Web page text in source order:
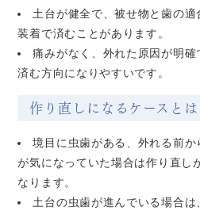
土台が健全で、被せ物と歯の
装着で済むことがあります。
痛みがなく、外れた原因が明確
済む方向になりやすいです。
作り直しになるケースとは
境目に虫歯がある、外れる前
が気になっていた場合は作り直し
なります。
土台の虫歯が進んでいる場合